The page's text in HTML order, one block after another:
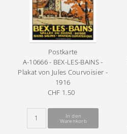
Postkarte
A-10666 - BEX-LES-BAINS -
Plakat von Jules Courvoisier -
1916
Regulärer
CHF 1.50